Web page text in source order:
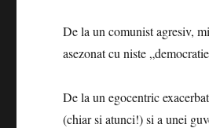
De la un comunist agresiv,
asezonat cu niste
De la un egocentric
(chiar si atunci!) si a unei